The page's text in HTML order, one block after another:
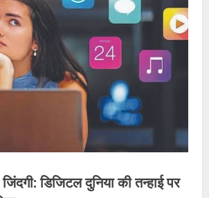
डिजिटल दुनिया की तन्हाई पर